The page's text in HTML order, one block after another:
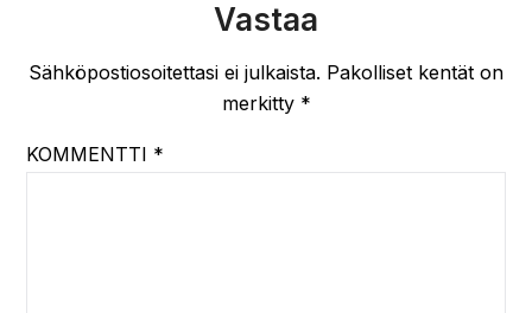
Vastaa
Sähköpostiosoitettasi ei julkaista. Pakolliset kentät on
merkitty *
KOMMENTTI *